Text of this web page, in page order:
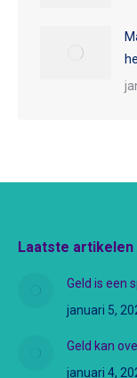
Laatste artikelen
Geld is een
januari 5,
Geld kan
januari 4,